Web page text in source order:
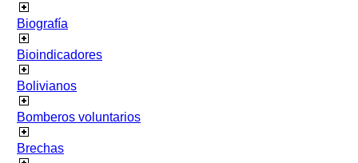
Biografía
Bioindicadores
Bolivianos
Bomberos voluntarios
Brechas